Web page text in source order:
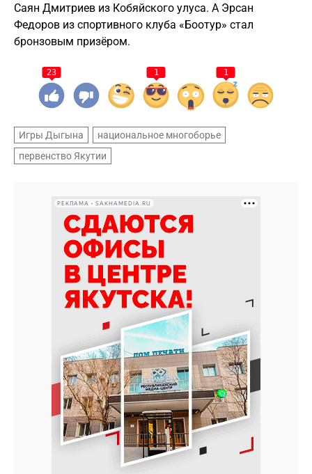
Саян Дмитриев из Кобяйского улуса. А Эрсан
Федоров из спортивного клуба «Боотур» стал
бронзовым призёром.
23 1 1
Игры Дыгына
национальное многоборье
первенство Якутии
РЕКЛАМА • SAKHAMEDIA.RU